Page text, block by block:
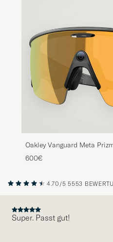
Oakley Vanguard Meta
Sunglasses Gold
600€
4.70/5 5553
Super. Passt gut!